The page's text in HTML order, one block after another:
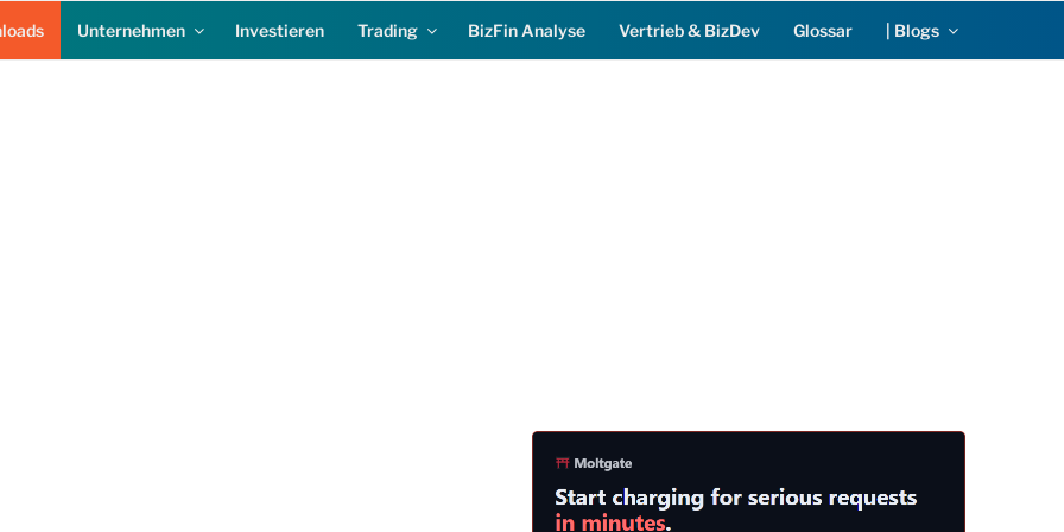
Unternehmen Investieren Trading BizFin Analyse Vertrieb & BizDev Glossar | Blogs